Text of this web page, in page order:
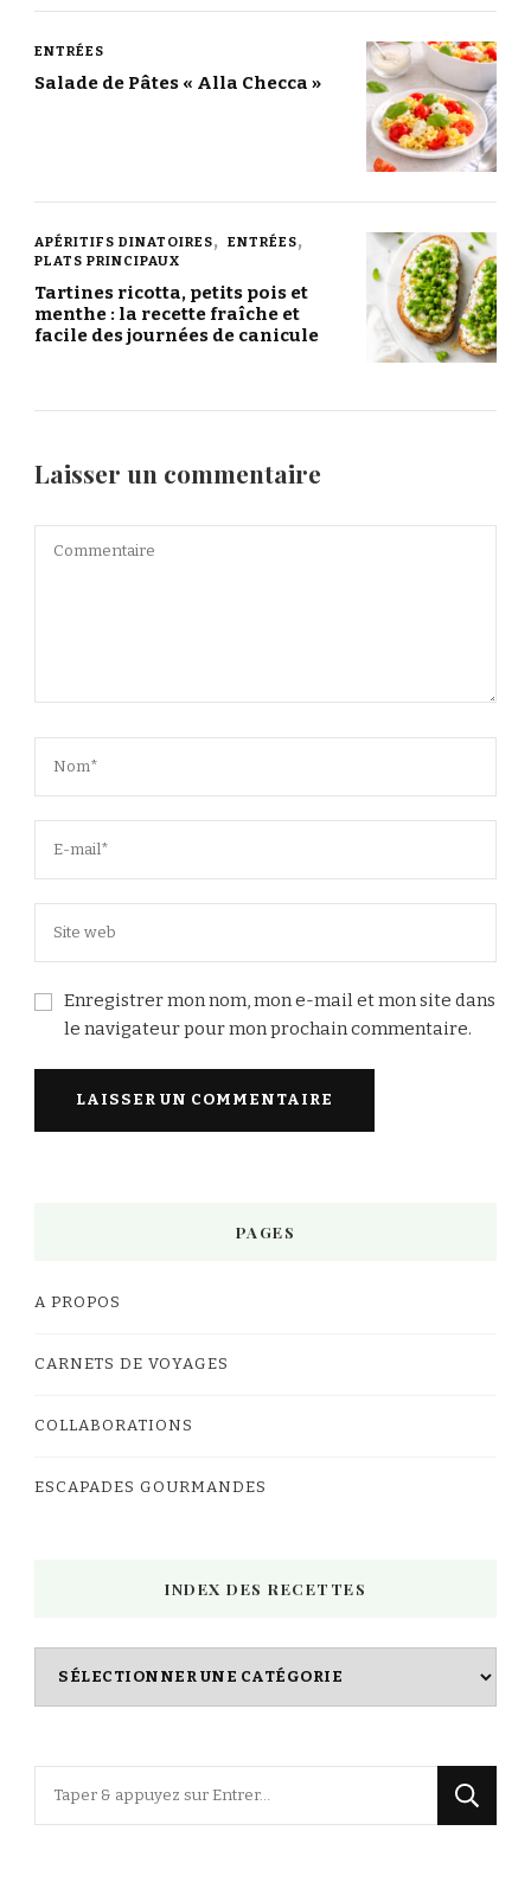
ENTRÉES
Salade de Pâtes « Alla Checca »
APÉRITIFS DINATOIRES
ENTRÉES
PLATS PRINCIPAUX
Tartines ricotta, petits pois et
menthe : la recette fraîche et
facile des journées de canicule
Laisser un commentaire
Enregistrer mon nom, mon e-mail et mon site dans
le navigateur pour mon prochain commentaire.
PAGES
A PROPOS
CARNETS DE VOYAGES
COLLABORATIONS
ESCAPADES GOURMANDES
INDEX DES RECETTES
Index